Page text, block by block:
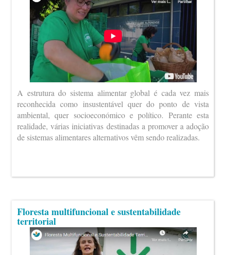
A estrutura do sistema alimentar global é cada vez mais
reconhecida como insustentável quer do ponto de vista
ambiental, quer socioeconómico e político. Perante esta
realidade, várias iniciativas destinadas a promover a adoção
de sistemas alimentares alternativos vêm sendo realizadas.
Floresta multifuncional e sustentabilidade
territorial